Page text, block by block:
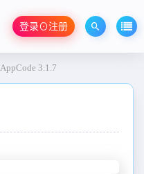
登录⊙注册
AppCode 3.1.7